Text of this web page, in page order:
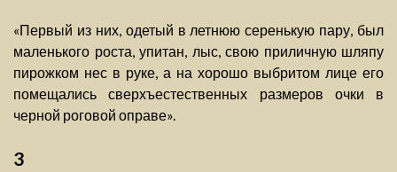
«Первый из них, одетый в летнюю серенькую пару, был
маленького роста, упитан, лыс, свою приличную шляпу
пирожком нес в руке, а на хорошо выбритом лице его
помещались сверхъестественных размеров очки в
черной роговой оправе».
3